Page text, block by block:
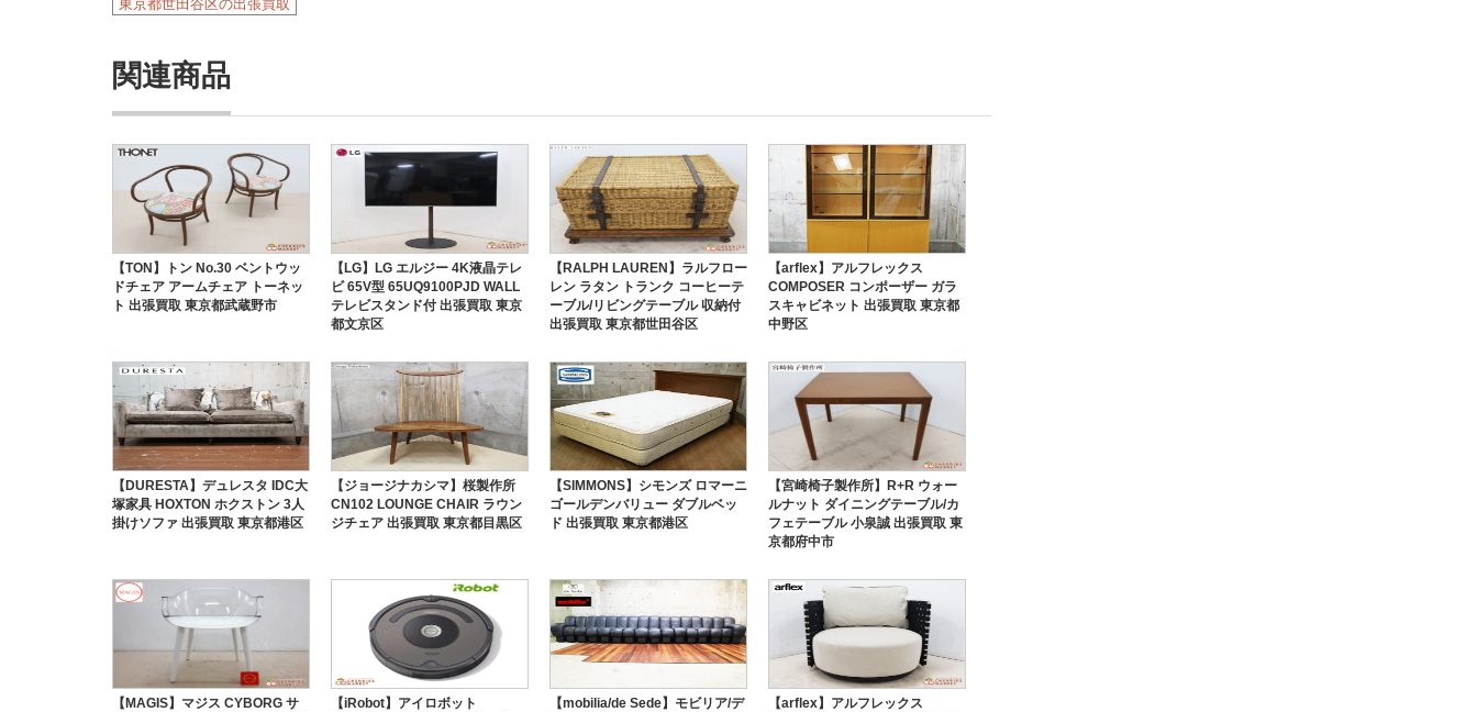
東京都世田谷区の出張買取
関連商品
【TON】トン No.30 ベントウッ
ドチェア アームチェア トーネッ
ト 出張買取 東京都武蔵野市
【LG】LG エルジー 4K液晶テレ
ビ 65V型 65UQ9100PJD WALL
テレビスタンド付 出張買取 東京
都文京区
【RALPH LAUREN】ラルフロー
レン ラタン トランク コーヒーテ
ーブル/リビングテーブル 収納付
出張買取 東京都世田谷区
【arflex】アルフレックス
COMPOSER コンポーザー ガラ
スキャビネット 出張買取 東京都
中野区
【DURESTA】デュレスタ IDC大
塚家具 HOXTON ホクストン 3人
掛けソファ 出張買取 東京都港区
【ジョージナカシマ】桜製作所
CN102 LOUNGE CHAIR ラウン
ジチェア 出張買取 東京都目黒区
【SIMMONS】シモンズ ロマーニ
ゴールデンバリュー ダブルベッ
ド 出張買取 東京都港区
【宮崎椅子製作所】R+R ウォー
ルナット ダイニングテーブル/カ
フェテーブル 小泉誠 出張買取 東
京都府中市
【MAGIS】マジス CYBORG サ
【iRobot】アイロボット
【mobilia/de Sede】モビリア/デ
【arflex】アルフレックス